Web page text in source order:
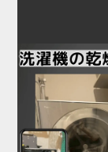
られるご相
実はこれ、
経路」にヘ
半なのをご
この詰まり
では届かな
「分解」が不